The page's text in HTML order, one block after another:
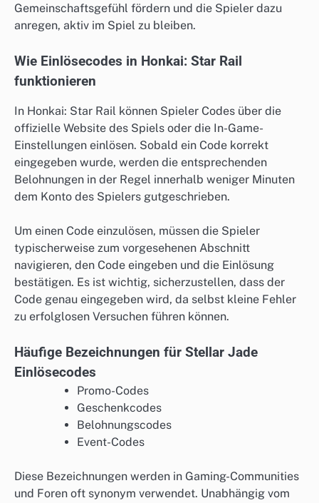
Gemeinschaftsgefühl fördern und die Spieler dazu
anregen, aktiv im Spiel zu bleiben.
Wie Einlösecodes in Honkai: Star Rail
funktionieren
In Honkai: Star Rail können Spieler Codes über die
offizielle Website des Spiels oder die In-Game-
Einstellungen einlösen. Sobald ein Code korrekt
eingegeben wurde, werden die entsprechenden
Belohnungen in der Regel innerhalb weniger Minuten
dem Konto des Spielers gutgeschrieben.
Um einen Code einzulösen, müssen die Spieler
typischerweise zum vorgesehenen Abschnitt
navigieren, den Code eingeben und die Einlösung
bestätigen. Es ist wichtig, sicherzustellen, dass der
Code genau eingegeben wird, da selbst kleine Fehler
zu erfolglosen Versuchen führen können.
Häufige Bezeichnungen für Stellar Jade
Einlösecodes
Promo-Codes
Geschenkcodes
Belohnungscodes
Event-Codes
Diese Bezeichnungen werden in Gaming-Communities
und Foren oft synonym verwendet. Unabhängig vom